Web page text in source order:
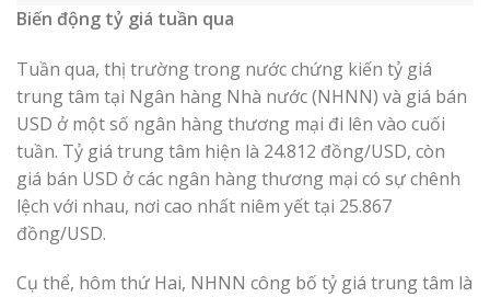
Biến động tỷ giá tuần qua
Tuần qua, thị trường trong nước chứng kiến tỷ giá
trung tâm tại Ngân hàng Nhà nước (NHNN) và giá bán
USD ở một số ngân hàng thương mại đi lên vào cuối
tuần. Tỷ giá trung tâm hiện là 24.812 đồng/USD, còn
giá bán USD ở các ngân hàng thương mại có sự chênh
lệch với nhau, nơi cao nhất niêm yết tại 25.867
đồng/USD.
Cụ thể, hôm thứ Hai, NHNN công bố tỷ giá trung tâm là